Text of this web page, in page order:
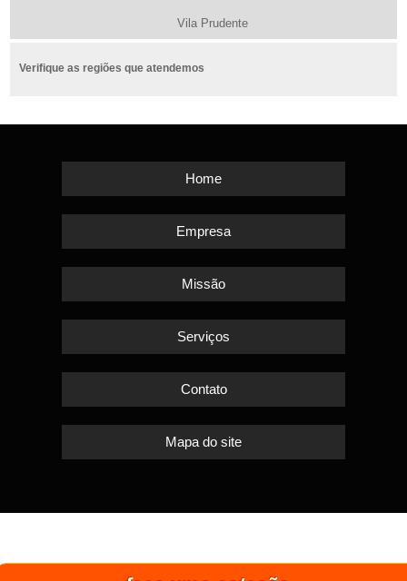
Vila Prudente
Verifique as regiões que atendemos
Home
Empresa
Missão
Serviços
Contato
Mapa do site